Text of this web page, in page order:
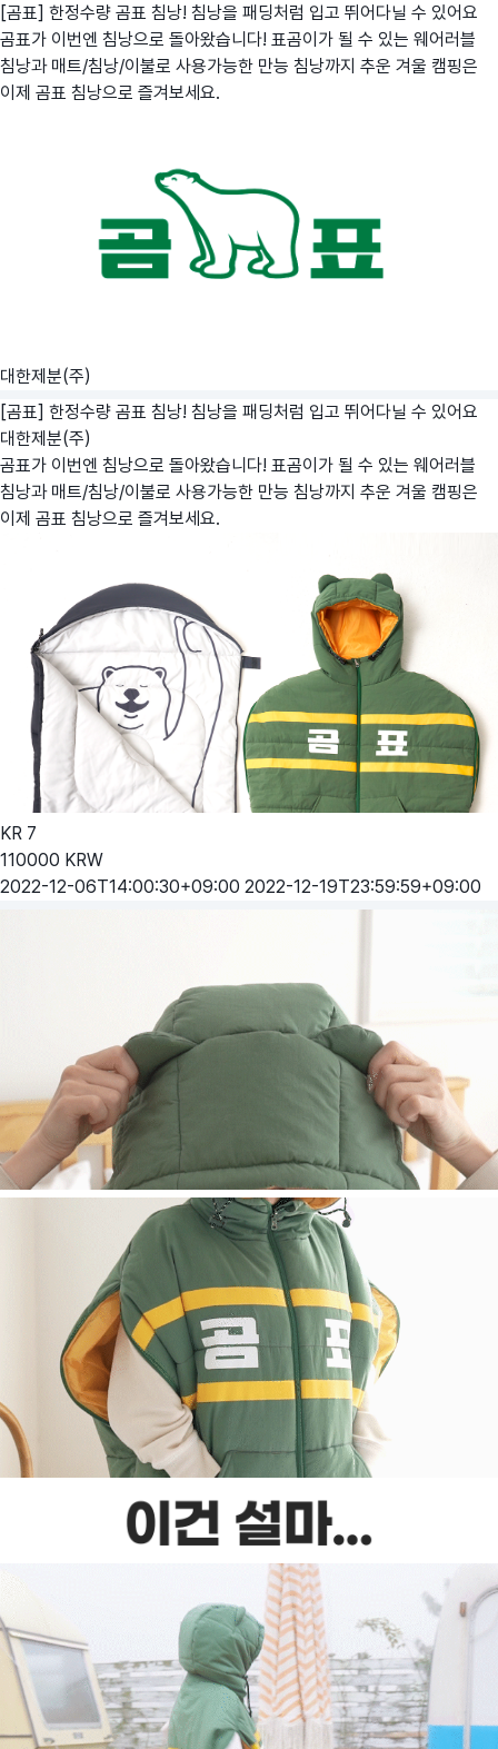
[곰표] 한정수량 곰표 침낭! 침낭을 패딩처럼 입고 뛰어다닐 수 있어요
곰표가 이번엔 침낭으로 돌아왔습니다! 표곰이가 될 수 있는 웨어러블
침낭과 매트/침낭/이불로 사용가능한 만능 침낭까지 추운 겨울 캠핑은
이제 곰표 침낭으로 즐겨보세요.
대한제분(주)
[곰표] 한정수량 곰표 침낭! 침낭을 패딩처럼 입고 뛰어다닐 수 있어요
대한제분(주)
곰표가 이번엔 침낭으로 돌아왔습니다! 표곰이가 될 수 있는 웨어러블
침낭과 매트/침낭/이불로 사용가능한 만능 침낭까지 추운 겨울 캠핑은
이제 곰표 침낭으로 즐겨보세요.
KR 7
110000 KRW
2022-12-06T14:00:30+09:00 2022-12-19T23:59:59+09:00